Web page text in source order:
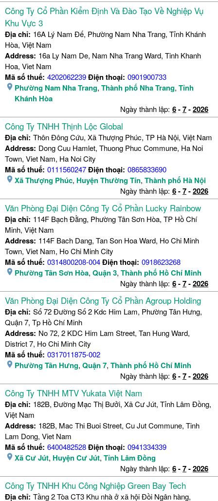
Công Ty Cổ Phần Kiểm Định Và Đào Tạo Về Nghiệp Vụ
Khu Vực 3
Địa chỉ: 16A Lý Nam Đế, Phường Nam Nha Trang, Tỉnh Khánh
Hòa, Việt Nam
Address: 16a Ly Nam De, Nam Nha Trang Ward, Tinh Khanh
Hoa, Viet Nam
Mã số thuế: 4202062239Điện thoại: 0901900733
Phường Nam Nha Trang, Thành phố Nha Trang, Tỉnh
Khánh Hòa
Ngày thành lập: 6-7-2026
Công Ty TNHH Thịnh Lộc Global
Địa chỉ: Thôn Đông Cứu, Xã Thượng Phúc, TP Hà Nội, Việt Nam
Address: Dong Cuu Hamlet, Thuong Phuc Commune, Ha Noi
Town, Viet Nam, Ha Noi City
Mã số thuế: 0111560247Điện thoại: 0865833690
Xã Thượng Phúc, Huyện Thường Tín, Thành phố Hà Nội
Ngày thành lập: 6-7-2026
Văn Phòng Đại Diện Công Ty Cổ Phần Lucky Rainbow
Địa chỉ: 114F Bạch Đằng, Phường Tân Sơn Hòa, TP Hồ Chí
Minh, Việt Nam
Address: 114F Bach Dang, Tan Son Hoa Ward, Ho Chi Minh
Town, Viet Nam, Ho Chi Minh City
Mã số thuế: 0314800208-004Điện thoại: 0918623268
Phường Tân Sơn Hòa, Quận 3, Thành phố Hồ Chí Minh
Ngày thành lập: 6-7-2026
Văn Phòng Đại Diện Công Ty Cổ Phần Agroup Holding
Địa chỉ: Số 72 Đường Số 2 Kdc Him Lam, Phường Tân Hưng,
Quận 7, Tp Hồ Chí Minh
Address: No 72, 2 KDC Him Lam Street, Tan Hung Ward,
District 7, Ho Chi Minh City
Mã số thuế: 0317011875-002
Phường Tân Hưng, Quận 7, Thành phố Hồ Chí Minh
Ngày thành lập: 6-7-2026
Công Ty TNHH MTV Yukata Việt Nam
Địa chỉ: 182B, Đường Mạc Thị Bưởi, Xã Cư Jút, Tỉnh Lâm Đồng,
Việt Nam
Address: 182B, Mac Thi Buoi Street, Cu Jut Commune, Tinh
Lam Dong, Viet Nam
Mã số thuế: 6400482528Điện thoại: 0941334339
Xã Cư Jút, Huyện Cư Jút, Tỉnh Lâm Đồng
Ngày thành lập: 6-7-2026
Công Ty TNHH Khu Công Nghiệp Green Bay Tech
Địa chỉ: Tầng 2 Tòa CT3 Khu nhà ở xã hội Đồi Ngân hàng,